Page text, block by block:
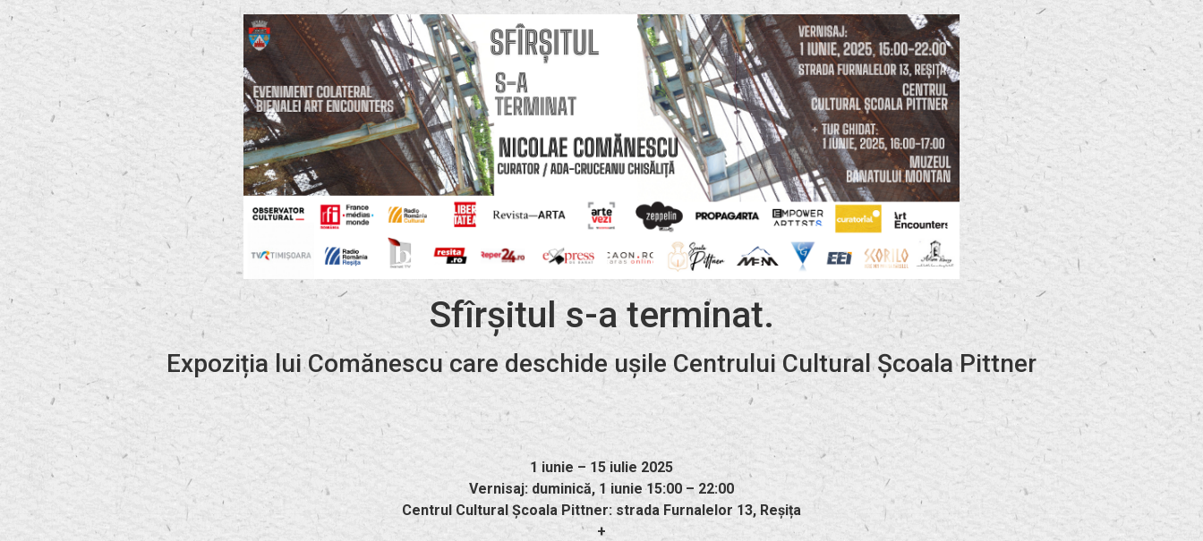
Sfîrșitul s-a terminat.
Expoziția lui Comănescu care deschide ușile Centrului Cultural Școala Pittner
1 iunie – 15 iulie 2025
Vernisaj: duminică, 1 iunie 15:00 – 22:00
Centrul Cultural Școala Pittner: strada Furnalelor 13, Reșița
+